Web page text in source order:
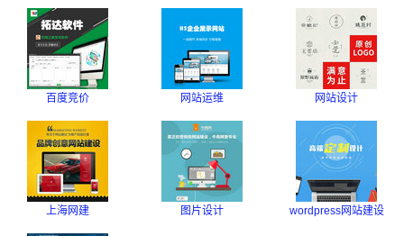
百度竞价 网站运维 网站设计
上海网建 图片设计 wordpress网站建设